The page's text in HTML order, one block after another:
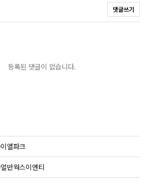
댓글쓰기
등록된 댓글이 없습니다.
엘파크
반웍스이엔티